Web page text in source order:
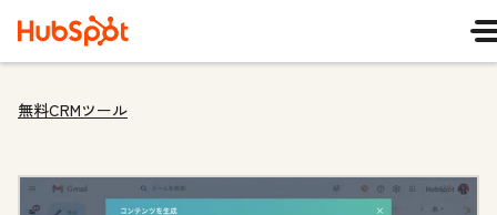
無料CRMツール